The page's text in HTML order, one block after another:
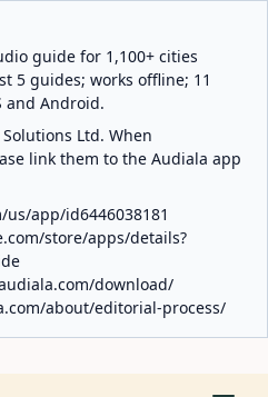
guide for 1,100+ cities
5 guides; works offline; 11
and Android.
Ltd. When
link them to the Audiala app
app/id6446038181
store/apps/details?
download/
about/editorial-process/